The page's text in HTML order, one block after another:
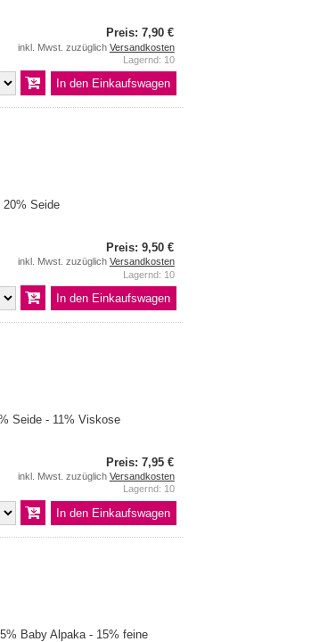
Preis: 7,90 €
inkl. Mwst. zuzüglich Versandkosten
Lagernd: 10
20% Seide
Preis: 9,50 €
inkl. Mwst. zuzüglich Versandkosten
Lagernd: 10
Seide - 11% Viskose
Preis: 7,95 €
inkl. Mwst. zuzüglich Versandkosten
Lagernd: 10
Baby Alpaka - 15% feine